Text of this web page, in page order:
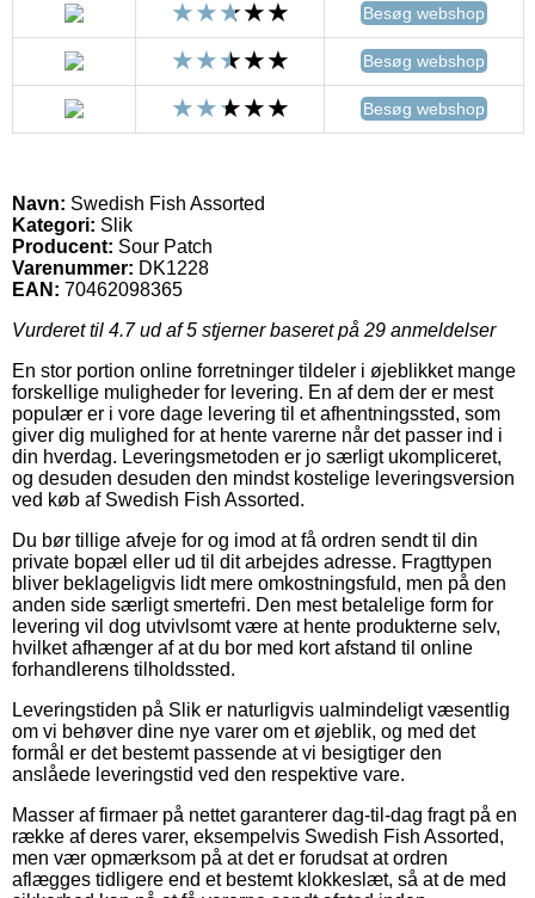
Besøg webshop
Besøg webshop
Besøg webshop
Navn: Swedish Fish Assorted
Kategori: Slik
Producent: Sour Patch
Varenummer: DK1228
EAN: 70462098365
Vurderet til 4.7ud af 5 stjerner baseret på 29 anmeldelser
En stor portion online forretninger tildeler i øjeblikket mange
forskellige muligheder for levering. En af dem der er mest
populær er i vore dage levering til et afhentningssted, som
giver dig mulighed for at hente varerne når det passer ind i
din hverdag. Leveringsmetoden er jo særligt ukompliceret,
og desuden desuden den mindst kostelige leveringsversion
ved køb af Swedish Fish Assorted.
Du bør tillige afveje for og imod at få ordren sendt til din
private bopæl eller ud til dit arbejdes adresse. Fragttypen
bliver beklageligvis lidt mere omkostningsfuld, men på den
anden side særligt smertefri. Den mest betalelige form for
levering vil dog utvivlsomt være at hente produkterne selv,
hvilket afhænger af at du bor med kort afstand til online
forhandlerens tilholdssted.
Leveringstiden på Slik er naturligvis ualmindeligt væsentlig
om vi behøver dine nye varer om et øjeblik, og med det
formål er det bestemt passende at vi besigtiger den
anslåede leveringstid ved den respektive vare.
Masser af firmaer på nettet garanterer dag-til-dag fragt på en
række af deres varer, eksempelvis Swedish Fish Assorted,
men vær opmærksom på at det er forudsat at ordren
aflægges tidligere end et bestemt klokkeslæt, så at de med